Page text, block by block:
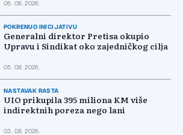
06. 08. 2026.
POKRENUO INICIJATIVU
Generalni direktor Pretisa okupio
Upravu i Sindikat oko zajedničkog cilja
05. 08. 2026.
NASTAVAK RASTA
UIO prikupila 395 miliona KM više
indirektnih poreza nego lani
03. 08. 2026.